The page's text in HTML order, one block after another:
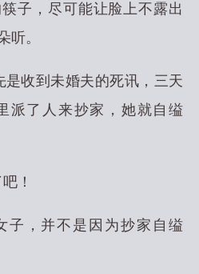
子，尽可能让脸上不露出
听。
是收到未婚夫的死讯，三天
派了人来抄家，她就自缢
！
子，并不是因为抄家自缢